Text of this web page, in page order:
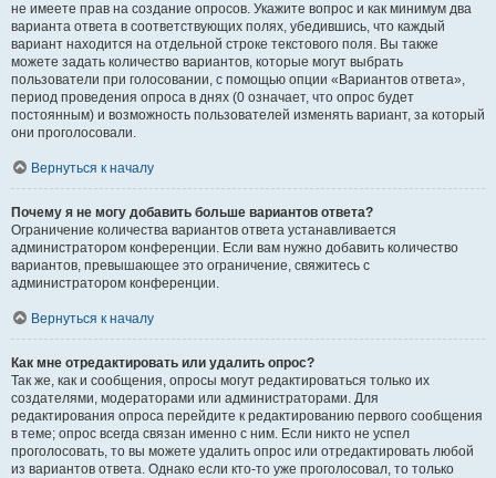
не имеете прав на создание опросов. Укажите вопрос и как минимум два
варианта ответа в соответствующих полях, убедившись, что каждый
вариант находится на отдельной строке текстового поля. Вы также
можете задать количество вариантов, которые могут выбрать
пользователи при голосовании, с помощью опции «Вариантов ответа»,
период проведения опроса в днях (0 означает, что опрос будет
постоянным) и возможность пользователей изменять вариант, за который
они проголосовали.
Вернуться к началу
Почему я не могу добавить больше вариантов ответа?
Ограничение количества вариантов ответа устанавливается
администратором конференции. Если вам нужно добавить количество
вариантов, превышающее это ограничение, свяжитесь с
администратором конференции.
Вернуться к началу
Как мне отредактировать или удалить опрос?
Так же, как и сообщения, опросы могут редактироваться только их
создателями, модераторами или администраторами. Для
редактирования опроса перейдите к редактированию первого сообщения
в теме; опрос всегда связан именно с ним. Если никто не успел
проголосовать, то вы можете удалить опрос или отредактировать любой
из вариантов ответа. Однако если кто-то уже проголосовал, то только